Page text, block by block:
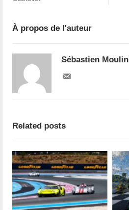
À propos de l'auteur
Sébastien Moulin
Related posts